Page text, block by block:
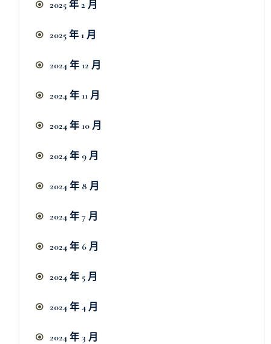
2025 年 2 月
2025 年 1 月
2024 年 12 月
2024 年 11 月
2024 年 10 月
2024 年 9 月
2024 年 8 月
2024 年 7 月
2024 年 6 月
2024 年 5 月
2024 年 4 月
2024 年 3 月